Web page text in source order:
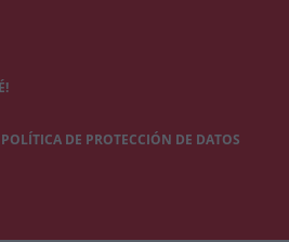
DE PROTECCIÓN DE DATOS